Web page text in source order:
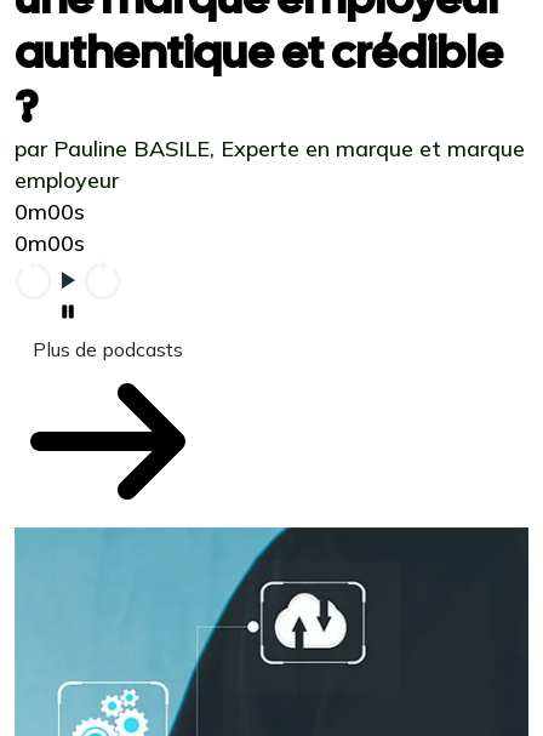
authentique et crédible
?
par Pauline BASILE, Experte en marque et marque
employeur
0m00s
0m00s
Plus de podcasts